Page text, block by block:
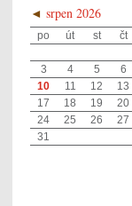
◄ srpen 2026
po út st čt
3
4 5 6
10
11 12 13
17
18 19 20
24
25 26 27
31